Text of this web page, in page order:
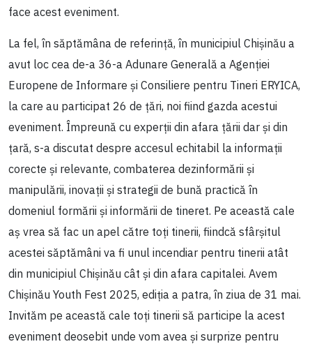
face acest eveniment.
La fel, în săptămâna de referință, în municipiul Chișinău a
avut loc cea de-a 36-a Adunare Generală a Agenției
Europene de Informare și Consiliere pentru Tineri ERYICA,
la care au participat 26 de țări, noi fiind gazda acestui
eveniment. Împreună cu experții din afara țării dar și din
țară, s-a discutat despre accesul echitabil la informații
corecte și relevante, combaterea dezinformării și
manipulării, inovații și strategii de bună practică în
domeniul formării și informării de tineret. Pe această cale
aș vrea să fac un apel către toți tinerii, fiindcă sfârșitul
acestei săptămâni va fi unul incendiar pentru tinerii atât
din municipiul Chișinău cât și din afara capitalei. Avem
Chișinău Youth Fest 2025, ediția a patra, în ziua de 31 mai.
Invităm pe această cale toți tinerii să participe la acest
eveniment deosebit unde vom avea și surprize pentru